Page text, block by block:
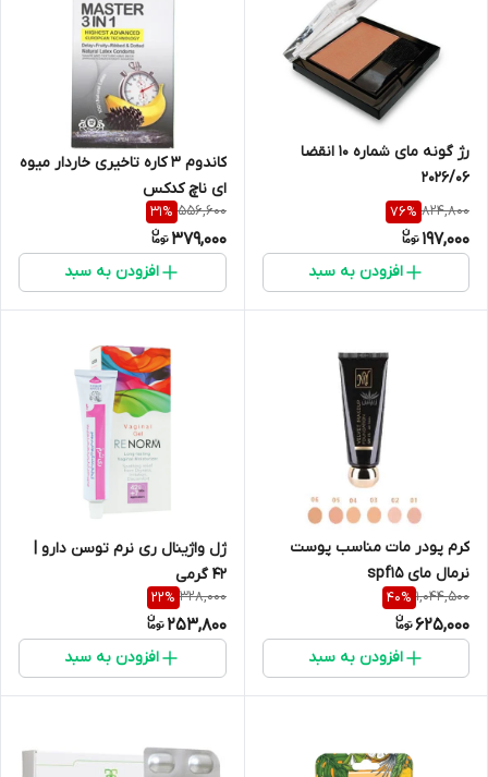
رژ گونه مای شماره 10 انقضا
2026/06
824,800
76%
197,000
افزودن به سبد
کاندوم 3 کاره تاخیری خاردار میوه
ای ناچ کدکس
556,600
31%
379,000
افزودن به سبد
کرم پودر مات مناسب پوست
نرمال مای spf15
1,044,500
40%
625,000
افزودن به سبد
ژل واژینال ری نرم توسن دارو |
42 گرمی
328,000
22%
253,800
افزودن به سبد